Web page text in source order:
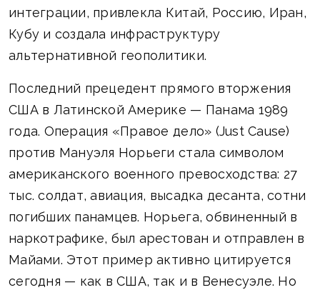
интеграции, привлекла Китай, Россию, Иран,
Кубу и создала инфраструктуру
альтернативной геополитики.
Последний прецедент прямого вторжения
США в Латинской Америке — Панама 1989
года. Операция «Правое дело» (Just Cause)
против Мануэля Норьеги стала символом
американского военного превосходства: 27
тыс. солдат, авиация, высадка десанта, сотни
погибших панамцев. Норьега, обвиненный в
наркотрафике, был арестован и отправлен в
Майами. Этот пример активно цитируется
сегодня — как в США, так и в Венесуэле. Но